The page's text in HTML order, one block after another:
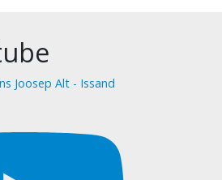
Joosep Alt - Issand